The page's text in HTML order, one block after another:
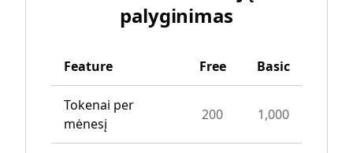
palyginimas
Feature Free Basic
Tokenai per
mėnesį
200 1,000